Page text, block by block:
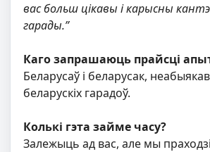
вас больш цікавы і карысны
гарады.”
Каго запрашаюць прайсці
Беларусаў і беларусак,
беларускіх гарадоў.
Колькі гэта займе часу?
Залежыць ад вас, але мы